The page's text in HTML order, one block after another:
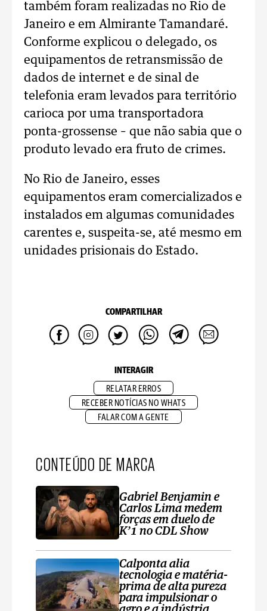
também foram realizadas no Rio de
Janeiro e em Almirante Tamandaré.
Conforme explicou o delegado, os
equipamentos de retransmissão de
dados de internet e de sinal de
telefonia eram levados para território
carioca por uma transportadora
ponta-grossense – que não sabia que o
produto levado era fruto de crimes.
No Rio de Janeiro, esses
equipamentos eram comercializados e
instalados em algumas comunidades
carentes e, suspeita-se, até mesmo em
unidades prisionais do Estado.
COMPARTILHAR
INTERAGIR
RELATAR ERROS
RECEBER NOTÍCIAS NO WHATS
FALAR COM A GENTE
CONTEÚDO DE MARCA
Gabriel Benjamin e
Carlos Lima medem
forças em duelo de
K’1 no CDL Show
Calponta alia
tecnologia e matéria-
prima de alta pureza
para impulsionar o